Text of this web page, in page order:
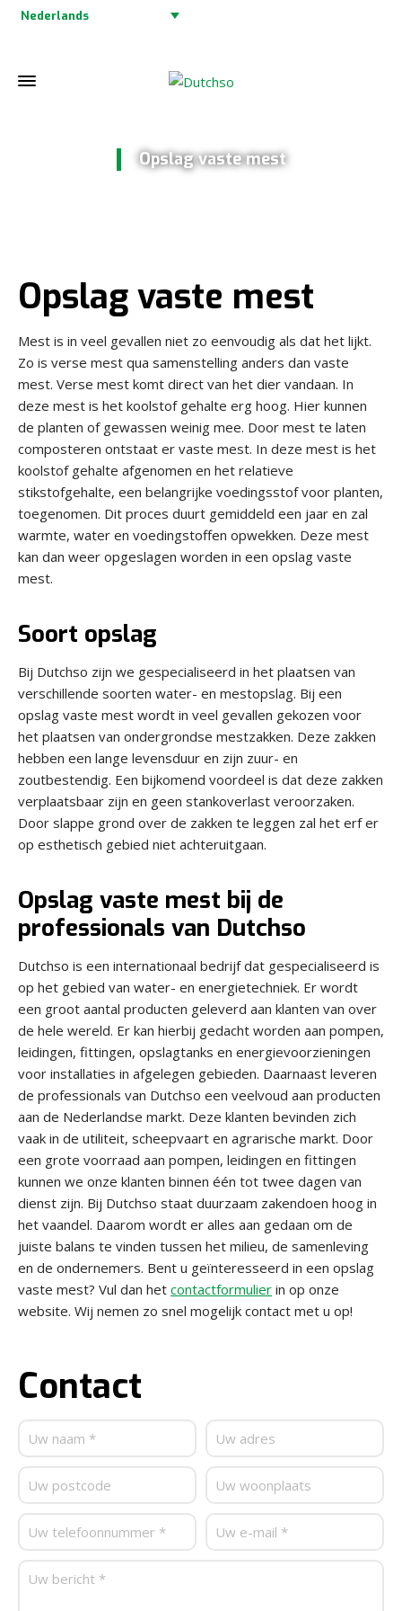
Nederlands
Opslag vaste mest
Opslag vaste mest
Mest is in veel gevallen niet zo eenvoudig als dat het lijkt.
Zo is verse mest qua samenstelling anders dan vaste
mest. Verse mest komt direct van het dier vandaan. In
deze mest is het koolstof gehalte erg hoog. Hier kunnen
de planten of gewassen weinig mee. Door mest te laten
composteren ontstaat er vaste mest. In deze mest is het
koolstof gehalte afgenomen en het relatieve
stikstofgehalte, een belangrijke voedingsstof voor planten,
toegenomen. Dit proces duurt gemiddeld een jaar en zal
warmte, water en voedingstoffen opwekken. Deze mest
kan dan weer opgeslagen worden in een opslag vaste
mest.
Soort opslag
Bij Dutchso zijn we gespecialiseerd in het plaatsen van
verschillende soorten water- en mestopslag. Bij een
opslag vaste mest wordt in veel gevallen gekozen voor
het plaatsen van ondergrondse mestzakken. Deze zakken
hebben een lange levensduur en zijn zuur- en
zoutbestendig. Een bijkomend voordeel is dat deze zakken
verplaatsbaar zijn en geen stankoverlast veroorzaken.
Door slappe grond over de zakken te leggen zal het erf er
op esthetisch gebied niet achteruitgaan.
Opslag vaste mest bij de
professionals van Dutchso
Dutchso is een internationaal bedrijf dat gespecialiseerd is
op het gebied van water- en energietechniek. Er wordt
een groot aantal producten geleverd aan klanten van over
de hele wereld. Er kan hierbij gedacht worden aan pompen,
leidingen, fittingen, opslagtanks en energievoorzieningen
voor installaties in afgelegen gebieden. Daarnaast leveren
de professionals van Dutchso een veelvoud aan producten
aan de Nederlandse markt. Deze klanten bevinden zich
vaak in de utiliteit, scheepvaart en agrarische markt. Door
een grote voorraad aan pompen, leidingen en fittingen
kunnen we onze klanten binnen één tot twee dagen van
dienst zijn. Bij Dutchso staat duurzaam zakendoen hoog in
het vaandel. Daarom wordt er alles aan gedaan om de
juiste balans te vinden tussen het milieu, de samenleving
en de ondernemers. Bent u geïnteresseerd in een opslag
vaste mest? Vul dan het contactformulier in op onze
website. Wij nemen zo snel mogelijk contact met u op!
Contact